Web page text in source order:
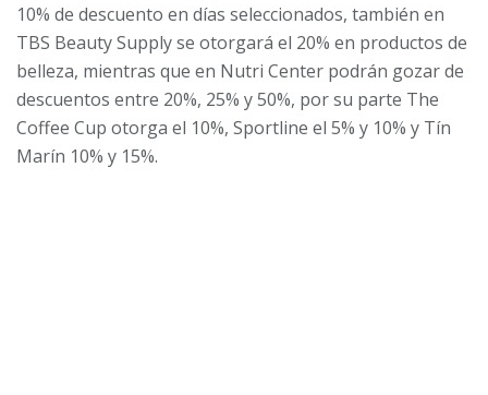
10% de descuento en días seleccionados, también en
TBS Beauty Supply se otorgará el 20% en productos de
belleza, mientras que en Nutri Center podrán gozar de
descuentos entre 20%, 25% y 50%, por su parte The
Coffee Cup otorga el 10%, Sportline el 5% y 10% y Tín
Marín 10% y 15%.